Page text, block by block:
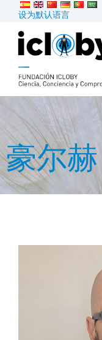
设为默认语言
豪尔赫